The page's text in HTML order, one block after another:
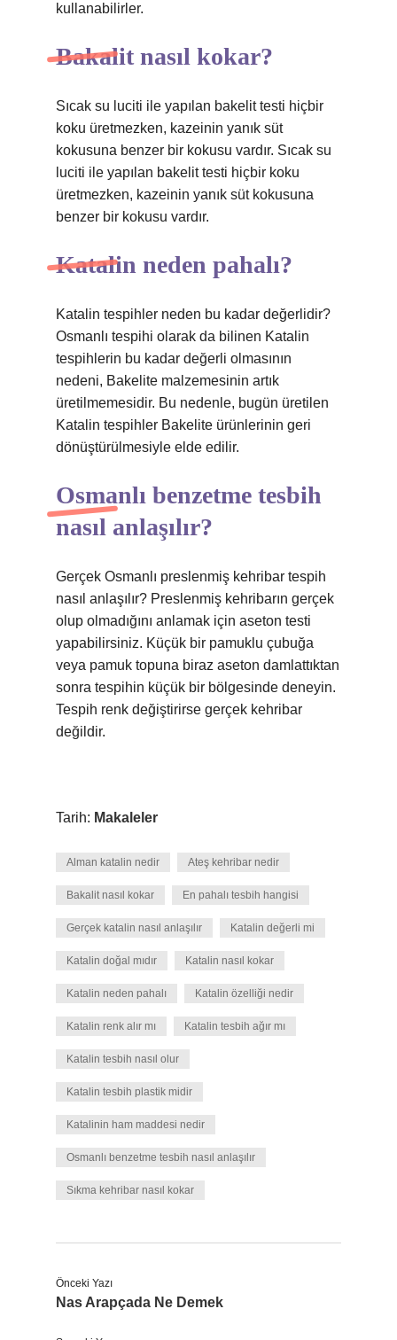
kullanabilirler.
Bakalit nasıl kokar?
Sıcak su luciti ile yapılan bakelit testi hiçbir
koku üretmezken, kazeinin yanık süt
kokusuna benzer bir kokusu vardır. Sıcak su
luciti ile yapılan bakelit testi hiçbir koku
üretmezken, kazeinin yanık süt kokusuna
benzer bir kokusu vardır.
Katalin neden pahalı?
Katalin tespihler neden bu kadar değerlidir?
Osmanlı tespihi olarak da bilinen Katalin
tespihlerin bu kadar değerli olmasının
nedeni, Bakelite malzemesinin artık
üretilmemesidir. Bu nedenle, bugün üretilen
Katalin tespihler Bakelite ürünlerinin geri
dönüştürülmesiyle elde edilir.
Osmanlı benzetme tesbih
nasıl anlaşılır?
Gerçek Osmanlı preslenmiş kehribar tespih
nasıl anlaşılır? Preslenmiş kehribarın gerçek
olup olmadığını anlamak için aseton testi
yapabilirsiniz. Küçük bir pamuklu çubuğa
veya pamuk topuna biraz aseton damlattıktan
sonra tespihin küçük bir bölgesinde deneyin.
Tespih renk değiştirirse gerçek kehribar
değildir.
Tarih: Makaleler
Alman katalin nedir Ateş kehribar nedir
Bakalit nasıl kokar En pahalı tesbih hangisi
Gerçek katalin nasıl anlaşılır Katalin değerli mi
Katalin doğal mıdır Katalin nasıl kokar
Katalin neden pahalı Katalin özelliği nedir
Katalin renk alır mı Katalin tesbih ağır mı
Katalin tesbih nasıl olur
Katalin tesbih plastik midir
Katalinin ham maddesi nedir
Osmanlı benzetme tesbih nasıl anlaşılır
Sıkma kehribar nasıl kokar
Önceki Yazı
Nas Arapçada Ne Demek